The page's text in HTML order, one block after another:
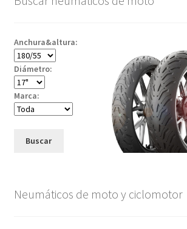
Anchura&altura:
Diámetro:
Marca:
Buscar
Neumáticos de moto y ciclomotor